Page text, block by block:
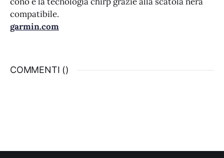
compatibile.
garmin.com
COMMENTI ()